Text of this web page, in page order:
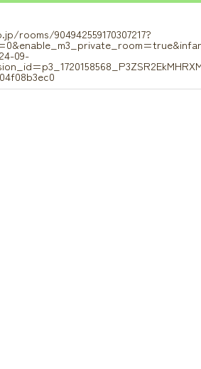
rooms/904942559170307217?
09-